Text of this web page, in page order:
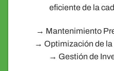
eficiente de la
→ Mantenimiento
→ Optimización de
→ Gestión de